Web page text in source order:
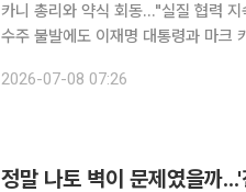
카니 총리와 약식 회동…"실질 협력 지속하기로" 한국의 60조 원 규모 캐나
수주 불발에도 이재명 대통령과 마크
간) 튀르키예 앙카라에서 브리핑을 열
2026-07-08 07:26
정말 나토 벽이 문제였을까